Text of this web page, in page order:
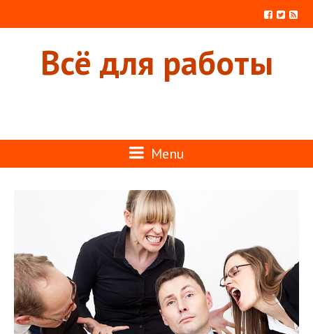
Всё для работы
Menu